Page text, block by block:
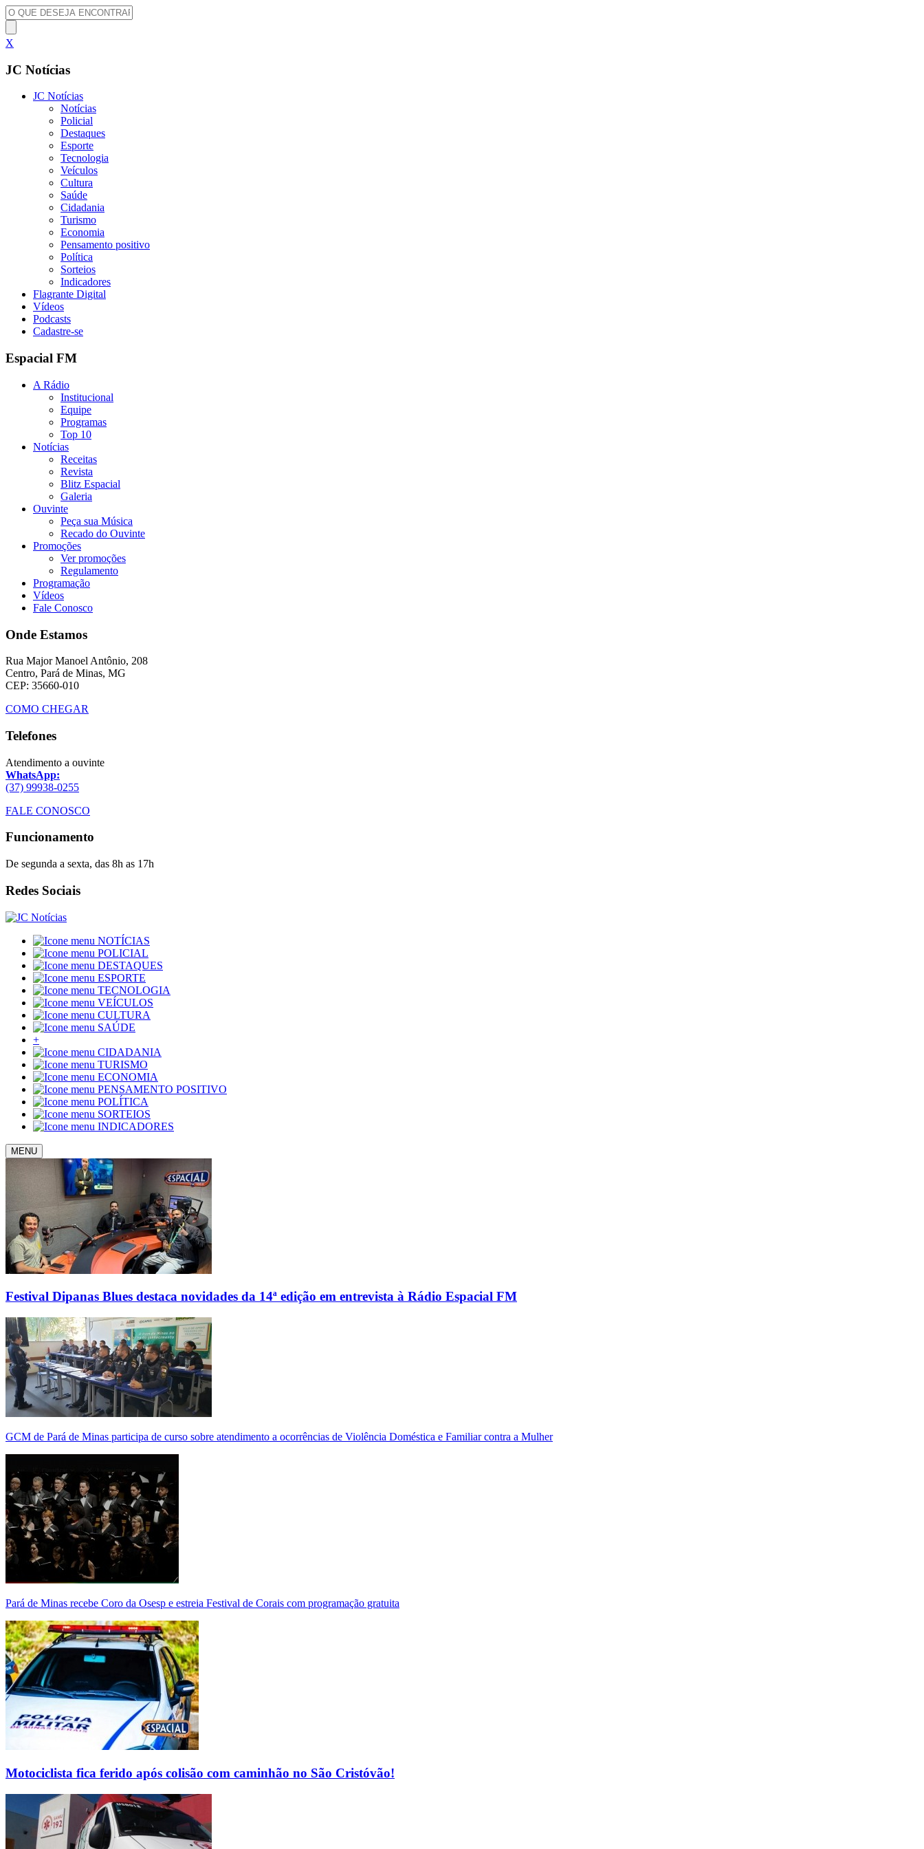
X
JC Notícias
JC Notícias
Notícias
Policial
Destaques
Esporte
Tecnologia
Veículos
Cultura
Saúde
Cidadania
Turismo
Economia
Pensamento positivo
Política
Sorteios
Indicadores
Flagrante Digital
Vídeos
Podcasts
Cadastre-se
Espacial FM
A Rádio
Institucional
Equipe
Programas
Top 10
Notícias
Receitas
Revista
Blitz Espacial
Galeria
Ouvinte
Peça sua Música
Recado do Ouvinte
Promoções
Ver promoções
Regulamento
Programação
Vídeos
Fale Conosco
Onde Estamos
Rua Major Manoel Antônio, 208
Centro, Pará de Minas, MG
CEP: 35660-010
COMO CHEGAR
Telefones
Atendimento a ouvinte
WhatsApp:
(37) 99938-0255
FALE CONOSCO
Funcionamento
De segunda a sexta, das 8h as 17h
Redes Sociais
NOTÍCIAS
POLICIAL
DESTAQUES
ESPORTE
TECNOLOGIA
VEÍCULOS
CULTURA
SAÚDE
+
CIDADANIA
TURISMO
ECONOMIA
PENSAMENTO POSITIVO
POLÍTICA
SORTEIOS
INDICADORES
MENU
Festival Dipanas Blues destaca novidades da 14ª edição em entrevista à Rádio Espacial FM
GCM de Pará de Minas participa de curso sobre atendimento a ocorrências de Violência Doméstica e Familiar contra a Mulher
Pará de Minas recebe Coro da Osesp e estreia Festival de Corais com programação gratuita
Motociclista fica ferido após colisão com caminhão no São Cristóvão!